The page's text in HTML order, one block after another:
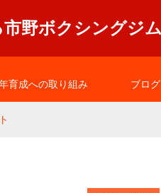
育成への取り組み ブログ